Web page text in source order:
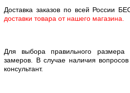
Доставка заказов по всей России
доставки товара от нашего магазина.
Для выбора правильного размера
замеров. В случае наличия
консультант.